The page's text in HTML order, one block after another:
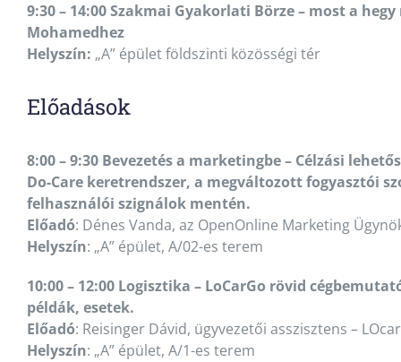
9:30 – 14:00 Szakmai Gyakorlati Börze – most a hegy
Mohamedhez
Helyszín: „A” épület földszinti közösségi tér
Előadások
8:00 – 9:30 Bevezetés a marketingbe – Célzási
Do-Care keretrendszer, a megváltozott fogyasztói
felhasználói szignálok mentén.
Előadó: Dénes Vanda, az OpenOnline Marketing
Helyszín: „A” épület, A/02-es terem
10:00 – 12:00 Logisztika – LoCarGo rövid
példák, esetek.
Előadó: Reisinger Dávid, ügyvezetői asszisztens –
Helyszín: „A” épület, A/1-es terem